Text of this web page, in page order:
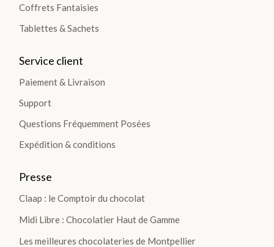
Coffrets Fantaisies
Tablettes & Sachets
Service client
Paiement & Livraison
Support
Questions Fréquemment Posées
Expédition & conditions
Presse
Claap : le Comptoir du chocolat
Midi Libre : Chocolatier Haut de Gamme
Les meilleures chocolateries de Montpellier